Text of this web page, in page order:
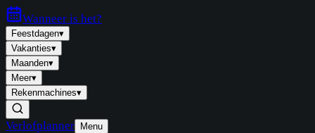
Wanneer is het?
Feestdagen▾
Vakanties▾
Maanden▾
Meer▾
Rekenmachines▾
Verlofplanner Menu